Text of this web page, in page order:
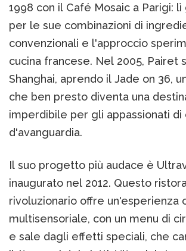
1998 con il Café Mosaic a Parigi:
per le sue combinazioni di
convenzionali e l'approccio
cucina francese. Nel 2005, Pairet
Shanghai, aprendo il Jade on 36,
che ben presto diventa una
imperdibile per gli appassionati di
d'avanguardia.
Il suo progetto più audace è
inaugurato nel 2012. Questo
rivoluzionario offre un'esperienza
multisensoriale, con un menu di
e sale dagli effetti speciali, che